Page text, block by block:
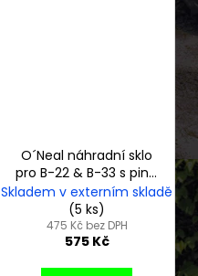
O´Neal náhradní sklo
pro B-22 & B-33 s piny,
radium blue
Skladem v externím skladě
(5 ks)
475 Kč bez DPH
575 Kč